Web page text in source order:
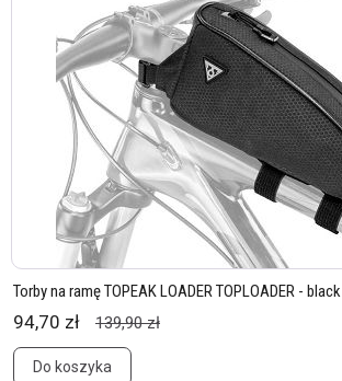
Torby na ramę TOPEAK LOADER TOPLOADER - black
94,70 zł 139,90 zł
Do koszyka